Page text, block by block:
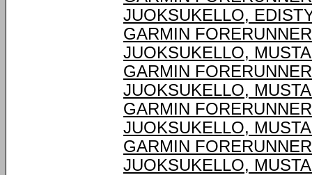
JUOKSUKELLO,
GARMIN
JUOKSUKELLO,
GARMIN
JUOKSUKELLO,
GARMIN
JUOKSUKELLO,
GARMIN
JUOKSUKELLO,